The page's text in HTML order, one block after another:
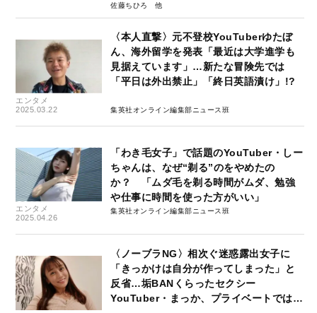
佐藤ちひろ
エンタメ
2025.03.22
〈本人直撃〉元不登校YouTuberゆたぼ
ん、海外留学を発表「最近は大学進学も
見据えています」…新たな冒険先では
「平日は外出禁止」「終日英語漬け」!?
集英社オンライン編集部ニュース班
エンタメ
2025.04.26
「わき毛女子」で話題のYouTuber・しー
ちゃんは、なぜ“剃る”のをやめたの
か？ 「ムダ毛を剃る時間がムダ、勉強
や仕事に時間を使った方がいい」
集英社オンライン編集部ニュース班
〈ノーブラNG〉相次ぐ迷惑露出女子に
「きっかけは自分が作ってしまった」と
反省…垢BANくらったセクシー
YouTuber・まっか、プライベートでは…